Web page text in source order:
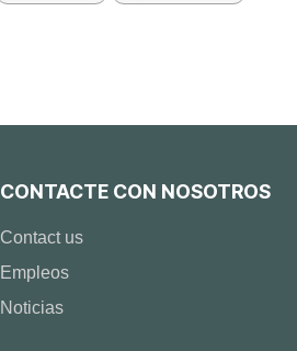
CONTACTE CON NOSOTROS
Contact us
Empleos
Noticias